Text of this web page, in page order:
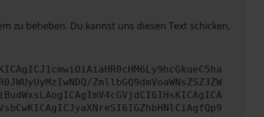
zu beheben. Du kannst uns diesen Text schicken,
ZmllbGQ9dmVoaWNsZSZ3ZW